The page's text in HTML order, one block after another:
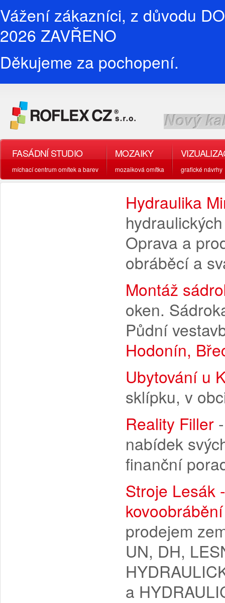
Vážení zákazníci, z důvodu
2026 ZAVŘENO
Děkujeme za pochopení.
FASÁDNÍ STUDIO
míchací centrum omítek a barev
MOZAIKY
mozaiková omítka grafické návrhy
Hydraulika
Oprava a
obráběcí a
Montáž
oken.
Půdní
Hodonín,
Ubytování u
sklípku, v
Reality Filler
nabídek
finanční
Stroje Lesák
kovoobrábění
prodejem
UN, DH,
a